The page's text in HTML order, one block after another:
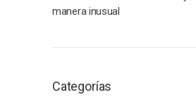
manera inusual
Categorías